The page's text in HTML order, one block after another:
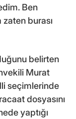
Ben
burası
belirten
Murat
seçimlerinde
dosyasını
yaptığı